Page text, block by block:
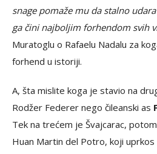
snage pomaže mu da stalno
ga čini najboljim forhendom svih
Muratoglu o Rafaelu Nadalu za
forhend u istoriji.
A, šta mislite koga je stavio na
Rodžer Federer nego čileanski as
Tek na trećem je Švajcarac,
Huan Martin del Potro, koji uprkos